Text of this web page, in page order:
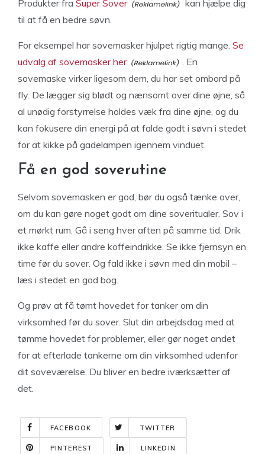
Produkter fra Super Sover
kan hjælpe dig
til at få en bedre søvn.
For eksempel har sovemasker hjulpet rigtig mange. Se
udvalg af sovemasker her
. En
sovemaske virker ligesom dem, du har set ombord på
fly. De lægger sig blødt og nænsomt over dine øjne, så
al unødig forstyrrelse holdes væk fra dine øjne, og du
kan fokusere din energi på at falde godt i søvn i stedet
for at kikke på gadelampen igennem vinduet.
Få en god soverutine
Selvom sovemasken er god, bør du også tænke over,
om du kan gøre noget godt om dine soveritualer. Sov i
et mørkt rum. Gå i seng hver aften på samme tid. Drik
ikke kaffe eller andre koffeindrikke. Se ikke fjernsyn en
time før du sover. Og fald ikke i søvn med din mobil –
læs i stedet en god bog.
Og prøv at få tømt hovedet for tanker om din
virksomhed før du sover. Slut din arbejdsdag med at
tømme hovedet for problemer, eller gør noget andet
for at efterlade tankerne om din virksomhed udenfor
dit soveværelse. Du bliver en bedre iværksætter af
det.
FACEBOOK TWITTER
PINTEREST LINKEDIN